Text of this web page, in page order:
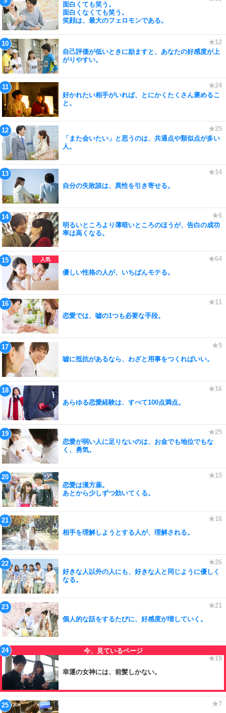
面白くても笑う。
面白くなくても笑う。
笑顔は、最大のフェロモンである。
自己評価が低いときに励ますと、あなたの好感度が上
がりやすい。
好かれたい相手がいれば、とにかくたくさん褒めるこ
と。
「また会いたい」と思うのは、共通点や類似点が多い
人。
自分の失敗談は、異性を引き寄せる。
明るいところより薄暗いところのほうが、告白の成功
率は高くなる。
優しい性格の人が、いちばんモテる。
恋愛では、嘘の1つも必要な手段。
嘘に抵抗があるなら、わざと用事をつくればいい。
あらゆる恋愛経験は、すべて100点満点。
恋愛が弱い人に足りないのは、お金でも地位でもな
く、勇気。
恋愛は漢方薬。
あとから少しずつ効いてくる。
相手を理解しようとする人が、理解される。
好きな人以外の人にも、好きな人と同じように優しく
なる。
個人的な話をするたびに、好感度が増していく。
幸運の女神には、前髪しかない。